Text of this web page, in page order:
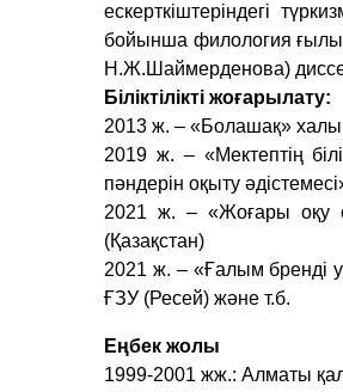
ескерткіштеріндегі
бойынша филология
Н.Ж.Шаймерденова)
Біліктілікті жоғарылату:
2013 ж. – «Болашақ»
2019 ж. – «Мектептің
пәндерін оқыту
2021 ж. – «Жоғары оқу
(Қазақстан)
2021 ж. – «Ғалым бренді
ҒЗУ (Ресей) және т.б.
Еңбек жолы
1999-2001 жж.: Алматы